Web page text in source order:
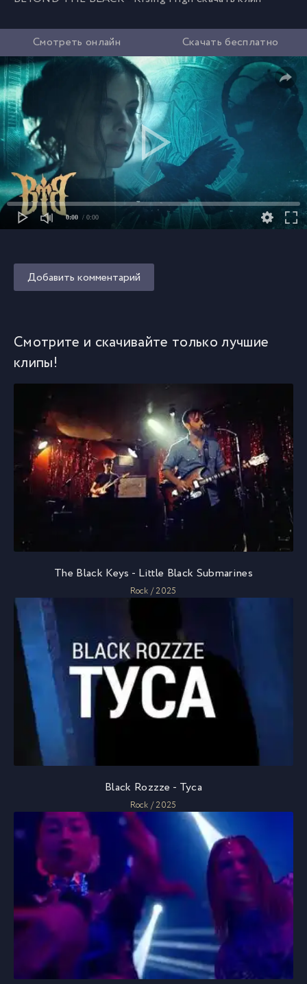
Смотреть онлайн Скачать бесплатно
0:00 / 0:00
Добавить комментарий
Смотрите и скачивайте только лучшие
клипы!
The Black Keys - Little Black Submarines
Rock / 2025
Black Rozzze - Туса
Rock / 2025